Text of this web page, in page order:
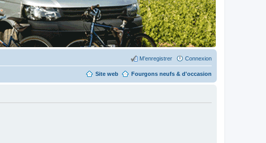
Connexion
M’enregistrer
Fourgons neufs & d'occasion
Site web